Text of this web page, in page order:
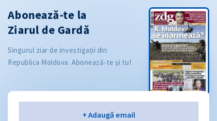
Abonează-te la
Ziarul de Gardă
Singurul ziar de investigații din
Republica Moldova. Abonează-te și tu!
+ Adaugă email